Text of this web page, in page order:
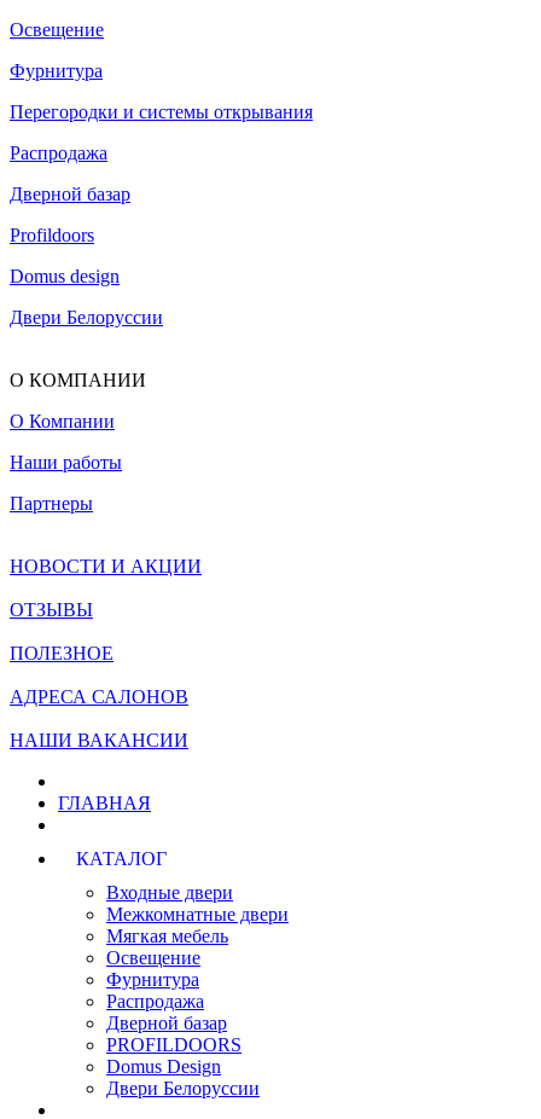
Освещение
Фурнитура
Перегородки и системы открывания
Распродажа
Дверной базар
Profildoors
Domus design
Двери Белоруссии
О КОМПАНИИ
О Компании
Наши работы
Партнеры
НОВОСТИ И АКЦИИ
ОТЗЫВЫ
ПОЛЕЗНОЕ
АДРЕСА САЛОНОВ
НАШИ ВАКАНСИИ
ГЛАВНАЯ
КАТАЛОГ
Входные двери
Межкомнатные двери
Мягкая мебель
Освещение
Фурнитура
Распродажа
Дверной базар
PROFILDOORS
Domus Design
Двери Белоруссии